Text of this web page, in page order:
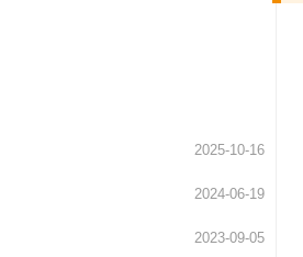
2025-10-16
2024-06-19
2023-09-05